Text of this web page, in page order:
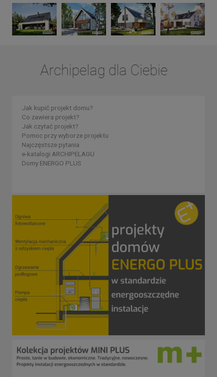
Archipelag dla Ciebie
Jak kupić projekt domu?
Co zawiera projekt?
Jak czytać projekt?
Pomoc przy wyborze projektu
Najczęstsze pytania
e-katalogi ARCHIPELAGU
Domy ENERGO PLUS